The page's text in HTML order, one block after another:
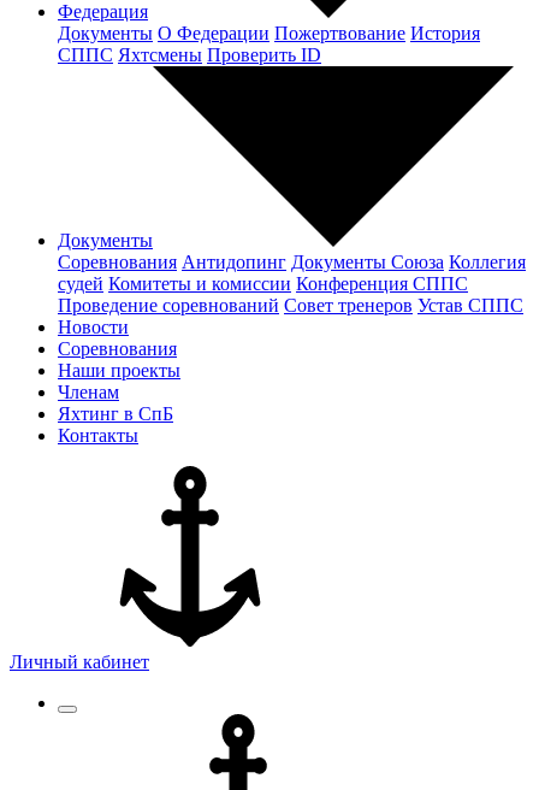
Федерация
Документы О Федерации Пожертвование История
СППС Яхтсмены Проверить ID
Документы
Соревнования Антидопинг Документы Cоюза Коллегия
судей Комитеты и комиссии Конференция СППС
Проведение соревнований Совет тренеров Устав СППС
Новости
Соревнования
Наши проекты
Членам
Яхтинг в СпБ
Контакты
Личный кабинет